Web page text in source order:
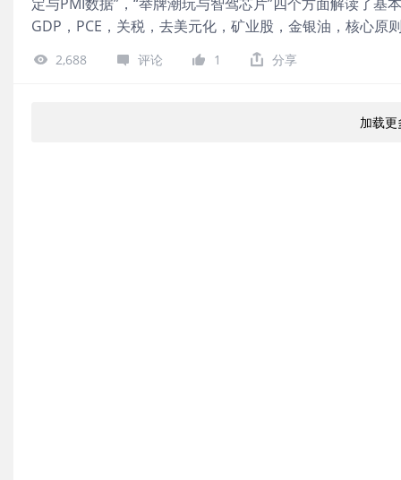
胀仍在高位运行。 美联储的褐皮书报告中指出，近几周
导致的能源价格上涨所带来的影响已遍及各处。 报告称
的主要驱动因素，其影响已波及运输、包装、食品杂货和
主席，而在此之前，多数决策者已对物价走势转为更为
GDP，PCE，关税，去美元化，矿业股，金银油，核心
币，A股，港股等给出了接下来的布局思路。 图片 国际
续。如下图所示，川普确实爆粗了，并且也警告海峡有可
免受中东战争连锁冲击的影响。 作为全球第三大石油进
2,688 评论 1 分享
加载更